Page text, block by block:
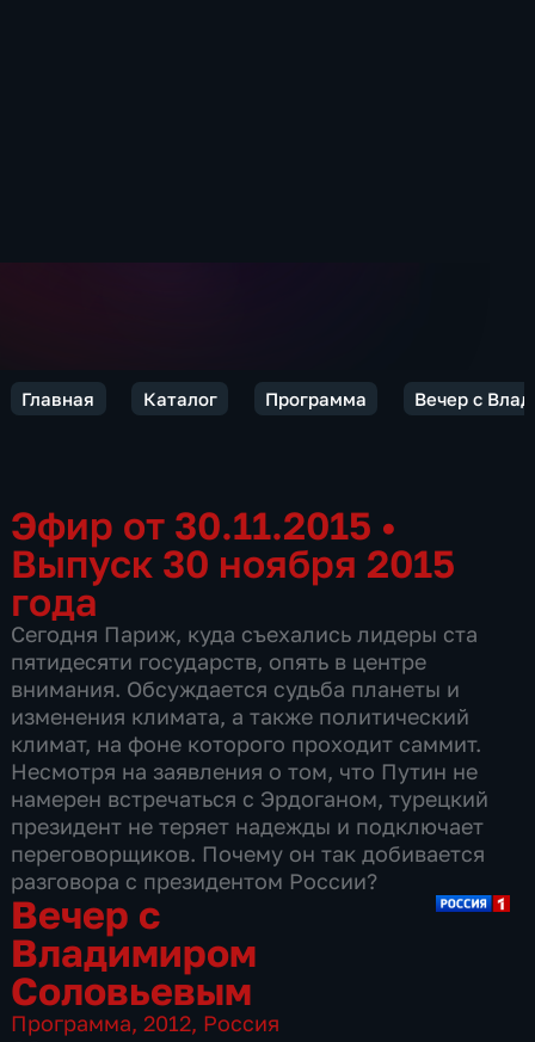
Главная Каталог Программа Вечер с
Эфир от 30.11.2015 •
Выпуск 30 ноября 2015
года
Сегодня Париж, куда съехались лидеры ста
пятидесяти государств, опять в центре
внимания. Обсуждается судьба планеты и
изменения климата, а также политический
климат, на фоне которого проходит саммит.
Несмотря на заявления о том, что Путин не
намерен встречаться с Эрдоганом, турецкий
президент не теряет надежды и подключает
переговорщиков. Почему он так добивается
разговора с президентом России?
Вечер с
Владимиром
Соловьевым
Программа,2012, Россия